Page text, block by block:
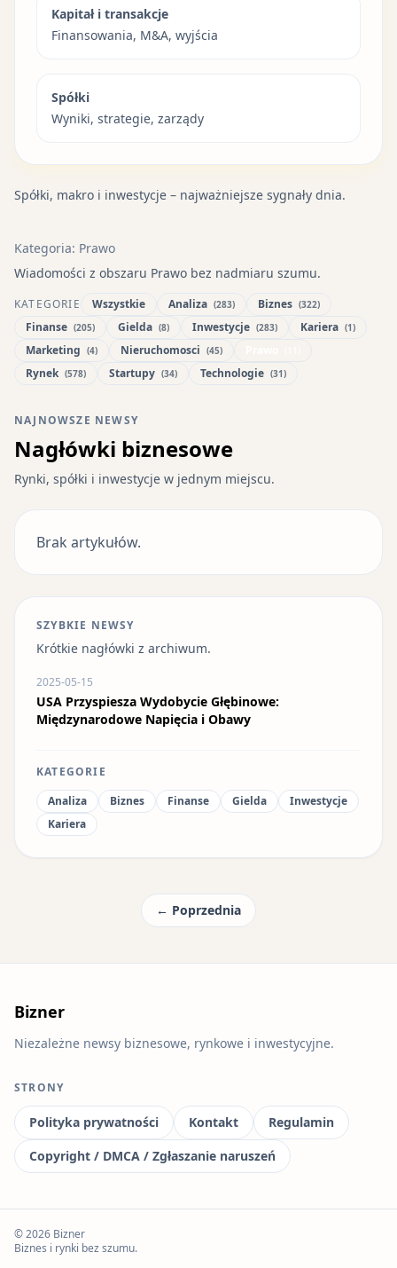
Kapitał i transakcje
Finansowania, M&A, wyjścia
Spółki
Wyniki, strategie, zarządy
Spółki, makro i inwestycje – najważniejsze sygnały dnia.
Kategoria: Prawo
Wiadomości z obszaru Prawo bez nadmiaru szumu.
KATEGORIE Wszystkie Analiza (283) Biznes (322)
Finanse (205) Gielda (8) Inwestycje (283) Kariera (1)
Marketing (4) Nieruchomosci (45)
Rynek (578) Startupy (34) Technologie (31)
NAJNOWSZE NEWSY
Nagłówki biznesowe
Rynki, spółki i inwestycje w jednym miejscu.
Brak artykułów.
SZYBKIE NEWSY
Krótkie nagłówki z archiwum.
2025-05-15
USA Przyspiesza Wydobycie Głębinowe:
Międzynarodowe Napięcia i Obawy
KATEGORIE
Analiza
Biznes Finanse Gielda
Inwestycje
Kariera
← Poprzednia
Bizner
Niezależne newsy biznesowe, rynkowe i inwestycyjne.
STRONY
Polityka prywatności Kontakt
Regulamin
Copyright / DMCA / Zgłaszanie naruszeń
© 2026 Bizner
Biznes i rynki bez szumu.